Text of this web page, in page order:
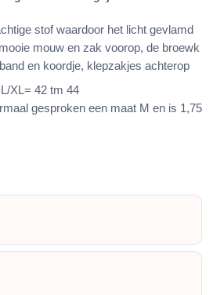
stof waardoor het licht gevlamd
mouw en zak voorop, de broewk
en koordje, klepzakjes achterop
XL= 42 tm 44
gesproken een maat M en is 1,75